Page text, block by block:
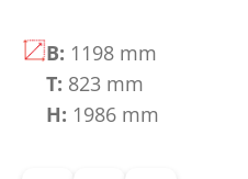
B: 1198 mm
T: 823 mm
H: 1986 mm